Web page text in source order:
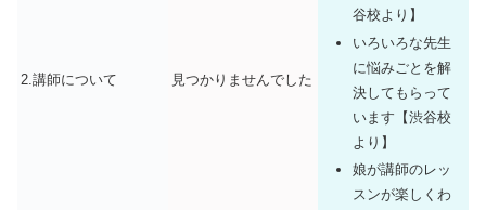
2.講師について 見つかりませんでした
谷校より】
いろいろな先生
に悩みごとを解
決してもらって
います【渋谷校
より】
娘が講師のレッ
スンが楽しくわ